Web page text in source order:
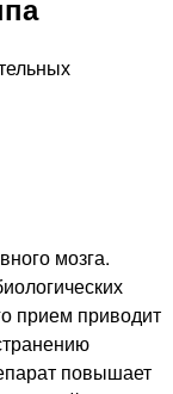
мозга.
прием приводит
повышает